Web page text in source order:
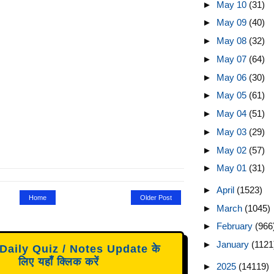
Older Post
Home
Quiz / Notes Update के
लिए यहाँ क्लिक करें
► May 10 (31)
► May 09 (40)
► May 08 (32)
► May 07 (64)
► May 06 (30)
► May 05 (61)
► May 04 (51)
► May 03 (29)
► May 02 (57)
► May 01 (31)
► April (1523)
► March (1045)
► February
► January
► 2025 (14119)